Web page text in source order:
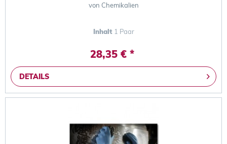
von Chemikalien
Inhalt 1 Paar
28,35 € *
DETAILS